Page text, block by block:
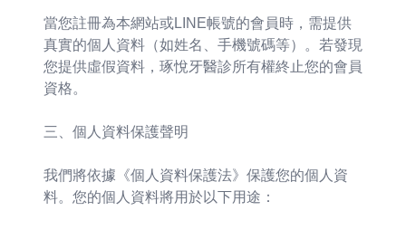
當您註冊為本網站或LINE帳號的會員時，需提供
真實的個人資料（如姓名、手機號碼等）。若發現
您提供虛假資料，琢悅牙醫診所有權終止您的會員
資格。
三、個人資料保護聲明
我們將依據《個人資料保護法》保護您的個人資
料。您的個人資料將用於以下用途：